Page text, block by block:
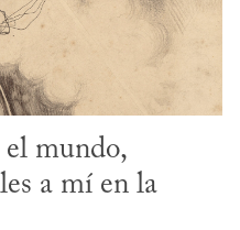
mundo,
a mí en la